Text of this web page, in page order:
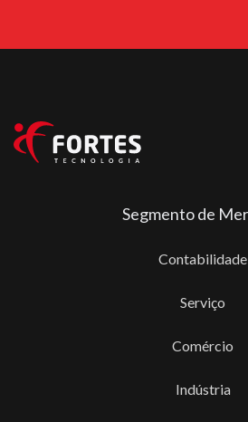
Segmento de
Contabilidade
Serviço
Comércio
Indústria